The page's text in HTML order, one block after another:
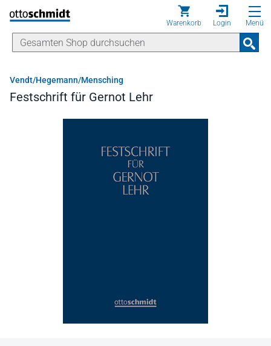
Direkt zum Inhalt
Warenkorb Login Menü
Vendt/Hegemann/Mensching
Festschrift für Gernot Lehr